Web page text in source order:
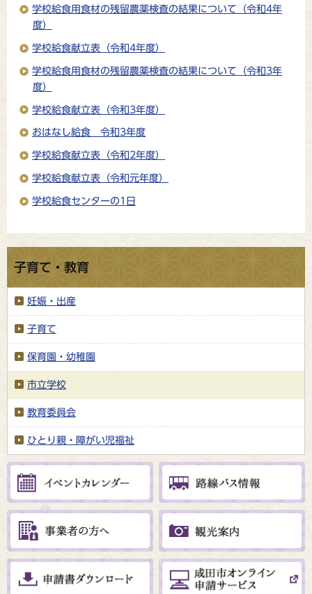
学校給食用食材の残留農薬検査の結果について（令和4年
度）
学校給食献立表（令和4年度）
学校給食用食材の残留農薬検査の結果について（令和3年
度）
学校給食献立表（令和3年度）
おはなし給食 令和3年度
学校給食献立表（令和2年度）
学校給食献立表（令和元年度）
学校給食センターの1日
子育て・教育
妊娠・出産
子育て
保育園・幼稚園
市立学校
教育委員会
ひとり親・障がい児福祉